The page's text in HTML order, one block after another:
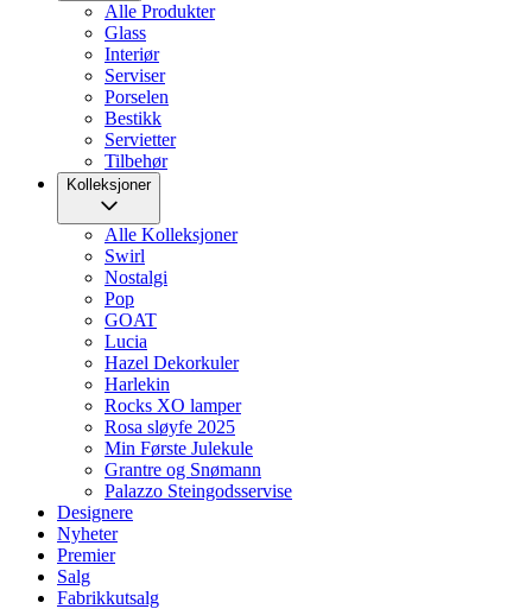
Alle Produkter
Glass
Interiør
Serviser
Porselen
Bestikk
Servietter
Tilbehør
Kolleksjoner
Alle Kolleksjoner
Swirl
Nostalgi
Pop
GOAT
Lucia
Hazel Dekorkuler
Harlekin
Rocks XO lamper
Rosa sløyfe 2025
Min Første Julekule
Grantre og Snømann
Palazzo Steingodsservise
Designere
Nyheter
Premier
Salg
Fabrikkutsalg